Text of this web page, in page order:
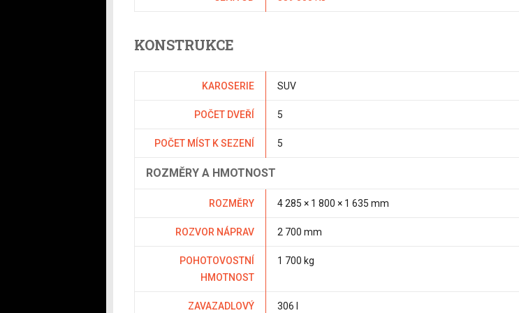
KONSTRUKCE
KAROSERIE SUV
POČET DVEŘÍ 5
POČET MÍST K SEZENÍ 5
ROZMĚRY A HMOTNOST
ROZMĚRY 4 285 × 1 800 × 1 635 mm
ROZVOR NÁPRAV 2 700 mm
POHOTOVOSTNÍ
HMOTNOST
1 700 kg
ZAVAZADLOVÝ
306 l